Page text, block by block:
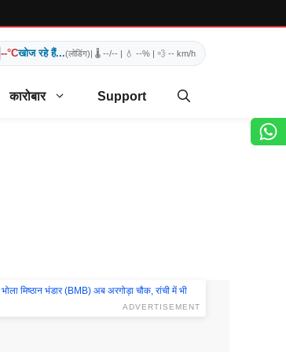
--°Cखोज रहे हैं...(लोडिंग)| 🌡️ --/-- | 💧 --% | 💨 -- km/h
कारोबार Support
ADVERTISEMENT